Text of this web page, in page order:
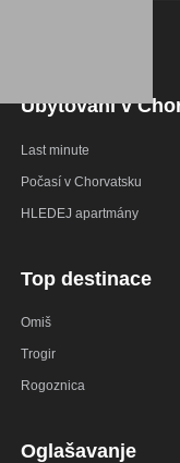
Ubytování v
Last minute
Počasí v Chorvatsku
HLEDEJ apartmány
Top destinace
Omiš
Trogir
Rogoznica
Oglašavanje